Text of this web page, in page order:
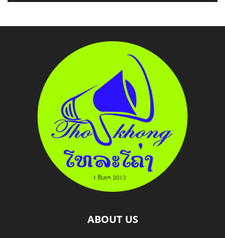
ABOUT US